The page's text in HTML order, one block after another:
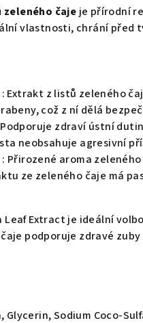
zeleného čaje je přírodní
vlastnosti, chrání
: Extrakt z listů zeleného
což z ní dělá
zdraví ústní
neobsahuje agresivní
: Přirozené aroma
ze zeleného čaje má
Leaf Extract je ideální
podporuje zdravé
Sodium Coco-